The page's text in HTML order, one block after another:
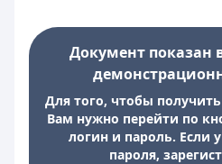
Документ показан
Для того, чтобы
Вам нужно перейти по
логин и пароль. Если
пароля,